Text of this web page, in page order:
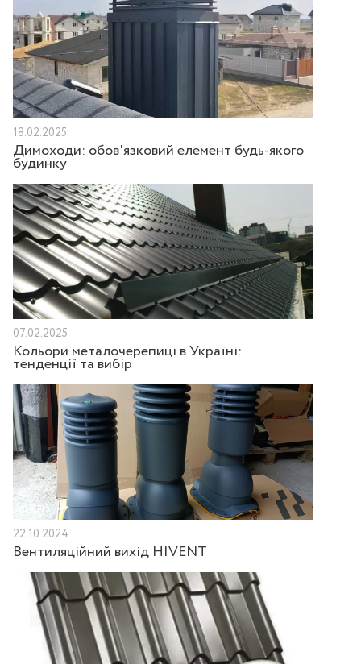
18.02.2025
Димоходи: обов'язковий елемент будь-якого
будинку
07.02.2025
Кольори металочерепиці в Україні:
тенденції та вибір
22.10.2024
Вентиляційний вихід HIVENT